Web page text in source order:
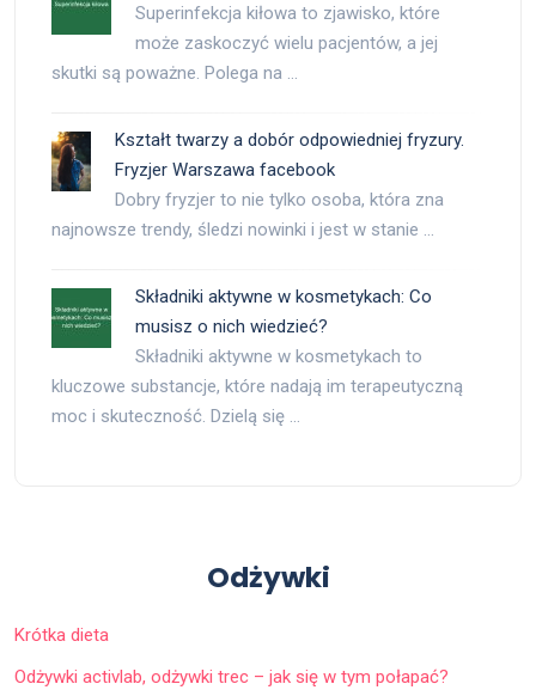
Superinfekcja kiłowa to zjawisko, które
może zaskoczyć wielu pacjentów, a jej
skutki są poważne. Polega na …
Kształt twarzy a dobór odpowiedniej fryzury.
Fryzjer Warszawa facebook
Dobry fryzjer to nie tylko osoba, która zna
najnowsze trendy, śledzi nowinki i jest w stanie …
Składniki aktywne w kosmetykach: Co
musisz o nich wiedzieć?
Składniki aktywne w kosmetykach to
kluczowe substancje, które nadają im terapeutyczną
moc i skuteczność. Dzielą się …
Odżywki
Krótka dieta
Odżywki activlab, odżywki trec – jak się w tym połapać?